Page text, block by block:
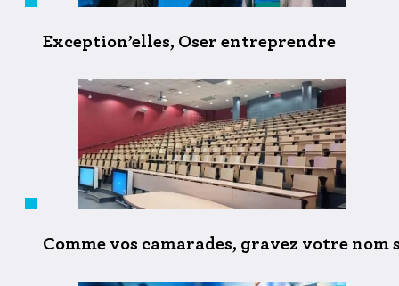
Exception’elles, Oser entreprendre
Comme vos camarades, gravez votre nom